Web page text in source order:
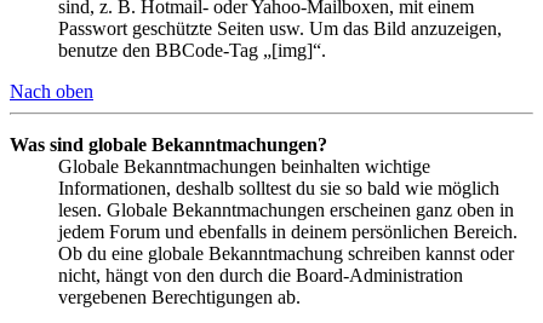
sind, z. B. Hotmail- oder Yahoo-Mailboxen, mit einem
Passwort geschützte Seiten usw. Um das Bild anzuzeigen,
benutze den BBCode-Tag „[img]“.
Nach oben
Was sind globale Bekanntmachungen?
Globale Bekanntmachungen beinhalten wichtige
Informationen, deshalb solltest du sie so bald wie möglich
lesen. Globale Bekanntmachungen erscheinen ganz oben in
jedem Forum und ebenfalls in deinem persönlichen Bereich.
Ob du eine globale Bekanntmachung schreiben kannst oder
nicht, hängt von den durch die Board-Administration
vergebenen Berechtigungen ab.